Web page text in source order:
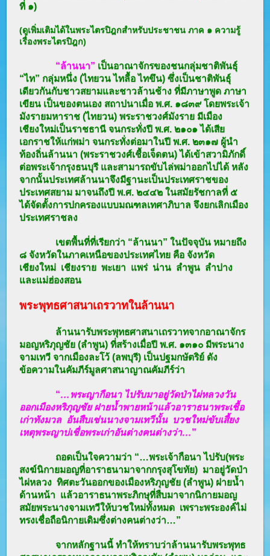
ที่ ๑)
(ดูเพิ่มเติมได้ในพระไตรปิฎกสำหรับประชาชน ภาค ๑ ความรู้
เรื่องพระไตรปิฎก)
“ล้านนา” เป็นอาณาจักรของชนกลุ่มชาติพันธุ์
“ไท” กลุ่มหนึ่ง (ไทยวน ไทลื้อ ไทขึน) ซึ่งเป็นชาติพันธุ์
เดียวกันกับชาวสยามและชาวล้านช้าง ที่มีภาษาพูด ภาษา
เขียน เป็นของตนเอง สถาปนาเมื่อ พ.ศ. ๑๘๓๙ โดยพระเจ้า
มังรายมหาราช (ไทยวน) พระราชวงศ์มังราย มีเมือง
เชียงใหม่เป็นราชธานี จนกระทั่งปี พ.ศ. ๒๑๐๑ ได้เสีย
เอกราชให้แก่พม่า จนกระทั่งต่อมาในปี พ.ศ. ๒๓๑๗ ผู้นำ
ท้องถิ่นล้านนา (พระราชวงศ์เชื้อเจ็ดตน) ได้เข้าสวามิภักดิ์
ต่อพระเจ้ากรุงธนบุรี และสามารถขับไล่พม่าออกไปได้ หลัง
จากนั้นประเทศล้านนาจึงมีฐานะเป็นประเทศราชของ
ประเทศสยาม มาจนถึงปี พ.ศ. ๒๔๔๒ ในสมัยรัชกาลที่ ๕
ได้จัดตั้งการปกครองแบบมณฑลเทศาภิบาล จึงยกเลิกเมือง
ประเทศราชลง
เขตพื้นที่ที่เรียกว่า “ล้านนา” ในปัจจุบัน หมายถึง
๘ จังหวัดในภาคเหนือของประเทศไทย คือ จังหวัด
เชียงใหม่ เชียงราย พะเยา แพร่ น่าน ลำพูน ลำปาง
และแม่ฮ่องสอน
พระพุทธศาสนาเถรวาทในล้านนา
ล้านนารับพระพุทธศาสนาเถรวาทจากอาณาจักร
มอญหริภุญชัย (ลำพูน) ที่สร้างเมื่อปี พ.ศ. ๑๓๑๐ มีพระนาง
จามเทวี จากเมืองละโว้ (ลพบุรี) เป็นปฐมกษัตริย์ ดัง
ข้อความในคัมภีร์มูลศาสนาญาณคัมภีร์ว่า
“…พระญากือนา ไปรับมาอยู่วัดป่าไผ่หลวงวัน
ออกเมืองหริภุญชัย ฝายน้ำพายหน้าแล้วอาราธนาพระเชื้อ
เก่าทังมวล อันสืบเช่นนางจามเทวีนั้น บวชใหม่ขับเสี้ยง
เหตุพระญาบ่เชื่อพระเก่าอันต่างฅนต่างว่า…”
ถอดเป็นใจความว่า “…พระเจ้ากือนา ไปรับ(พระ
สงฆ์นิกายมอญที่อาราธนามาจากกรุงสุโขทัย) มาอยู่วัดป่า
ไผ่หลวง ทิศตะวันออกของเมืองหริภุญชัย (ลำพูน) ฝายน้ำ
ด้านหน้า แล้วอาราธนาพระภิกษุที่สืบมาจากนิกายมอญ
สมัยพระนางจามเทวีให้บวชใหม่ทั้งหมด เพราะพระองค์ไม่
ทรงเชื่อถือนิกายเดิมซึ่งต่างคนต่างว่า…”
จากหลักฐานนี้ ทำให้ทราบว่าล้านนารับพระพุทธ